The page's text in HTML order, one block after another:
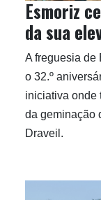
Esmoriz
da sua
A freguesia de
o 32.º
iniciativa onde
da geminação
Draveil.